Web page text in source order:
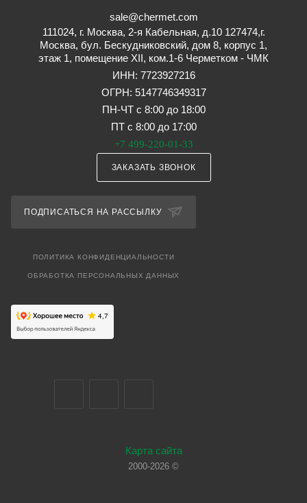
sale@chermet.com
111024, г. Москва, 2-я Кабельная, д.10 127474,г.
Москва, бул. Бескудниковский, дом 8, корпус 1,
этаж 1, помещение XII, ком.1-6 Черметком - ЧМК
ИНН: 7723927216
ОГРН: 5147746349317
ПН-ЧТ с 8:00 до 18:00
ПТ с 8:00 до 17:00
+7 499-220-01-33
ЗАКАЗАТЬ ЗВОНОК
ПОДПИСАТЬСЯ НА РАССЫЛКУ
ПОЛИТИКА КОНФИДЕНЦИАЛЬНОСТИ
ОБРАБОТКА ПЕРСОНАЛЬНЫХ ДАННЫХ
Карта сайта
2000-2026 ©